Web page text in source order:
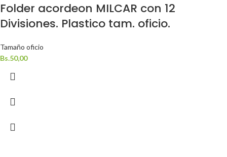
Folder acordeon MILCAR con 12
Divisiones. Plastico tam. oficio.
Tamaño oficio
Bs.50,00